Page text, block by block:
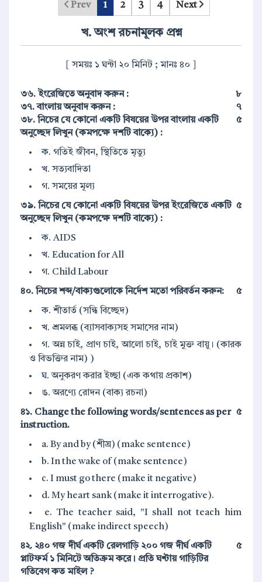
Prev 1 2 3 4 Next
খ. অংশ রচনামূলক প্রশ্ন
[ সময়ঃ ১ ঘন্টা ২০ মিনিট ; মানঃ ৪০ ]
৩৬. ইংরেজিতে অনুবাদ করুন :
৮
৩৭. বাংলায় অনুবাদ করুন :
৭
৩৮. নিচের যে কোনো একটি বিষয়ের উপর বাংলায় একটি
অনুচ্ছেদ লিখুন (কমপক্ষে দশটি বাক্যে) :
৫
ক. গতিই জীবন, স্থিতিতে মৃত্যু
খ. সত্যবাদিতা
গ. সময়ের মূল্য
৩৯. নিচের যে কোনো একটি বিষয়ের উপর ইংরেজিতে একটি
অনুচ্ছেদ লিখুন (কমপক্ষে দশটি বাক্যে) :
৫
ক. AIDS
খ. Education for All
গ. Child Labour
৪০. নিচের শব্দ/বাক্যগুলোকে নির্দেশ মতো পরিবর্তন করুন: ৫
ক. শীতার্ত (সন্ধি বিচ্ছেদ)
খ. শ্রমলব্ধ (ব্যাসবাক্যসহ সমাসের নাম)
গ. অন্ন চাই, প্রাণ চাই, আলো চাই, চাই মুক্ত বায়ু। (কারক
ও বিভক্তির নাম) )
ঘ. অনুকরণ করার ইচ্ছা (এক কথায় প্রকাশ)
ঙ. অরণ্যে রোদন (বাক্য রচনা)
৪১. Change the following words/sentences as per
instruction.
৫
a. By and by (শীঘ্র) (make sentence)
b. In the wake of (make sentence)
c. I must go there (make it negative)
d. My heart sank (make it interrogative).
e. The teacher said, "I shall not teach him
English" (make indirect speech)
৪২. ২৪০ গজ দীর্ঘ একটি রেলগাড়ি ২০০ গজ দীর্ঘ একটি
প্লাটফর্ম ১ মিনিটে অতিক্রম করে। প্রতি ঘণ্টায় গাড়িটির
গতিবেগ কত মাইল ?
৫